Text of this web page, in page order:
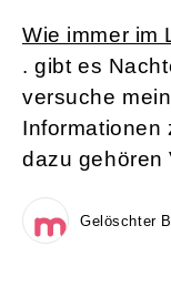
Wie immer im
. gibt es
versuche
Informationen
dazu gehören
Gelöschter